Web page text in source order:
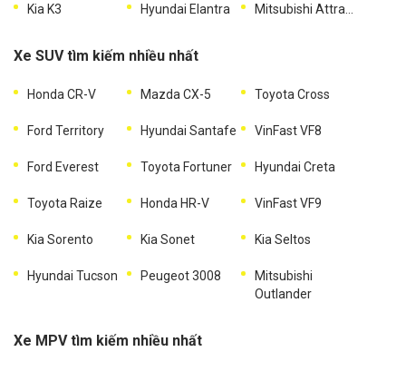
Kia K3 Hyundai Elantra
Xe SUV tìm kiếm nhiều nhất
Honda CR-V Mazda CX-5 Toyota Cross
Ford Territory Hyundai Santafe VinFast VF8
Ford Everest Toyota Fortuner Hyundai Creta
Toyota Raize Honda HR-V VinFast VF9
Kia Sorento Kia Sonet Kia Seltos
Hyundai Tucson Peugeot 3008
Mitsubishi
Outlander
Xe MPV tìm kiếm nhiều nhất